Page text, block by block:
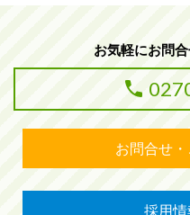
お気軽にお問
お問合せ
採用